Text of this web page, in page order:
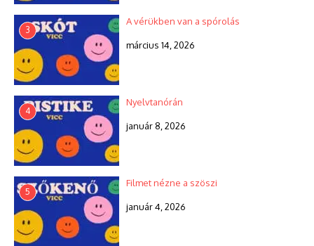
3
A vérükben van a spórolás
március 14, 2026
4
Nyelvtanórán
január 8, 2026
5
Filmet nézne a szöszi
január 4, 2026